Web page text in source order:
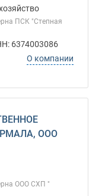
ПСК "Степная
6374003086
О компании
ООО
ООО СХП "